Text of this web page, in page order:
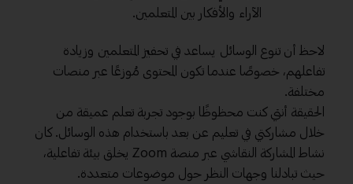
الآراء والأفكار بين المتعلمين.
لاحظ أن تنوع الوسائل يساعد في تحفيز المتعلمين وزيادة
تفاعلهم، خصوصًا عندما تكون المحتوى مُوزعًا عبر منصات
مختلفة.
الحقيقة أنني كنت محظوظًا بوجود تجربة تعلم عميقة من
خلال مشاركتي في تعليم عن بعد باستخدام هذه الوسائل. كان
نشاط المشاركة النقاشي عبر منصة Zoom يخلق بيئة تفاعلية،
حيث تبادلنا وجهات النظر حول موضوعات متعددة.